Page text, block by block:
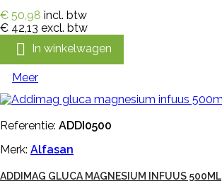
€ 50,98 incl. btw
€ 42,13 excl. btw
 In winkelwagen
Meer
Referentie: ADDI0500
Merk: Alfasan
ADDIMAG GLUCA MAGNESIUM INFUUS 500ML